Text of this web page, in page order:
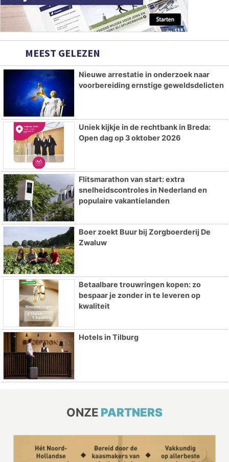
MEEST GELEZEN
Nieuwe arrestatie in onderzoek naar
voorbereiding ernstige geweldsdelicten
Uniek kijkje in de rechtbank in Breda:
Open dag op 3 oktober 2026
Flitsmarathon van start: extra
snelheidscontroles in Nederland en
populaire vakantielanden
Boer zoekt Buur bij Zorgboerderij De
Zwaluw
Betaalbare trouwringen kopen: zo
bespaar je zonder in te leveren op
kwaliteit
Hotels in Tilburg
ONZE PARTNERS